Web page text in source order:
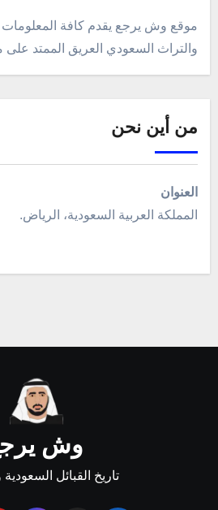
موقع وش يرجع يقدم كافة المعلومات
والتراث السعودي العريق الممتد
من أين نحن
العنوان
المملكة العربية السعودية، الرياض.
وش
تاريخ القبائل